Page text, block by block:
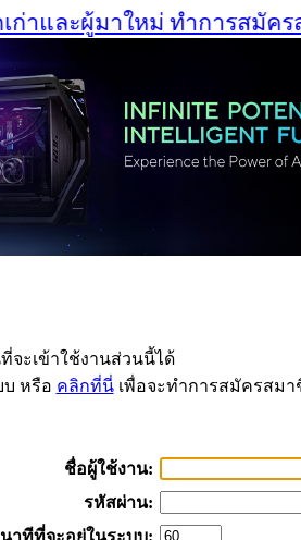
าและผู้มาใหม่ ทำการสมัครส
จะเข้าใช้งานส่วนนี้ได้
บ หรือ คลิกที่นี่เพื่อจะทำการสมัครสมาชิ
ชื่อผู้ใช้งาน:
รหัสผ่าน:
นาทีที่จะอยู่ในระบบ: